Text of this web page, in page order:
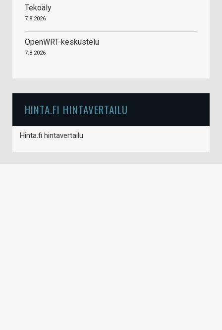
Tekoäly
7.8.2026
OpenWRT-keskustelu
7.8.2026
HINTA.FI HINTAVERTAILU
Hinta.fi hintavertailu